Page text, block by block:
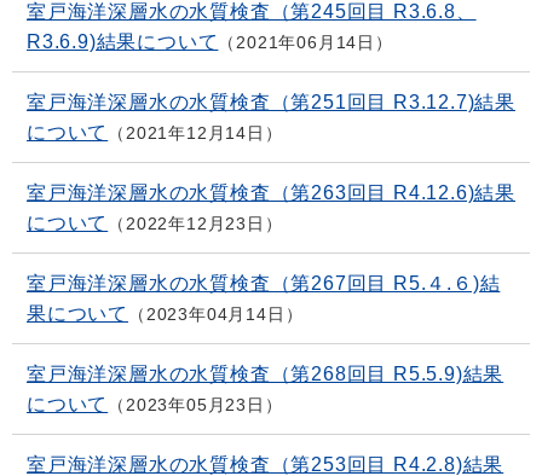
室戸海洋深層水の水質検査（第245回目 R3.6.8、
R3.6.9)結果について
2021年06月14日
室戸海洋深層水の水質検査（第251回目 R3.12.7)結果
について
2021年12月14日
室戸海洋深層水の水質検査（第263回目 R4.12.6)結果
について
2022年12月23日
室戸海洋深層水の水質検査（第267回目 R5.４.６)結
果について
2023年04月14日
室戸海洋深層水の水質検査（第268回目 R5.5.9)結果
について
2023年05月23日
室戸海洋深層水の水質検査（第253回目 R4.2.8)結果